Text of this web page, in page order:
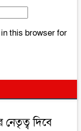
this browser for
নেতৃত্ব দিবে